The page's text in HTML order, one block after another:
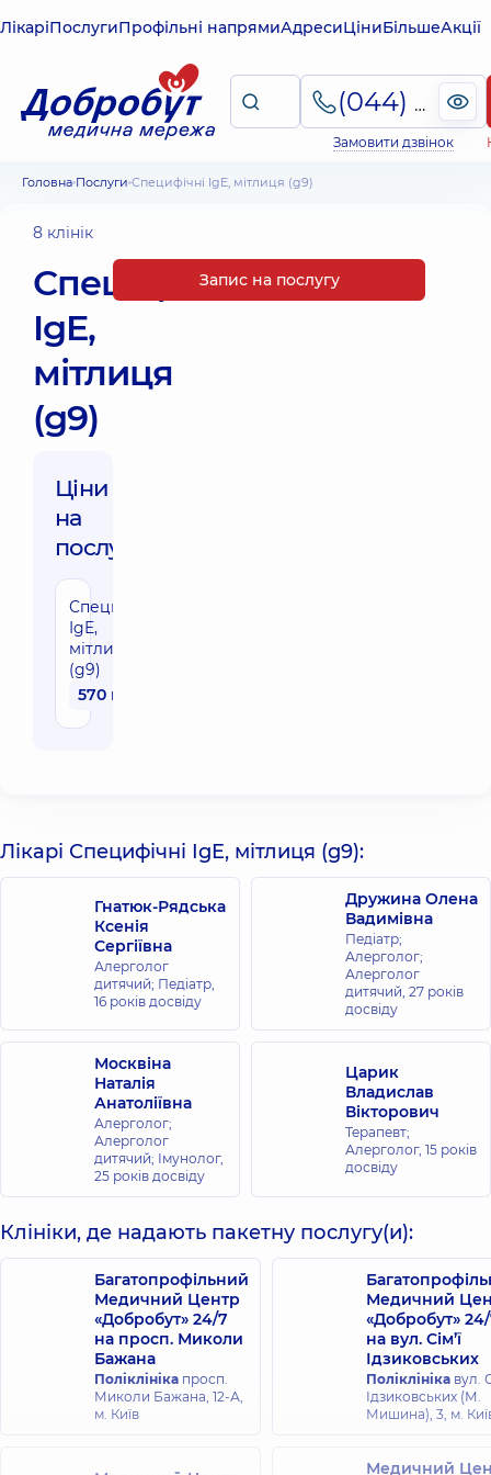
ЛікаріПослугиПрофільні напрямиАдресиЦіниБільшеАкції
(044) 495-2-888
Замовити дзвінок
Головна Послуги Специфічні IgE, мітлиця (g9)
8 клінік
Специфічні
IgE,
мітлиця
(g9)
Ціни
на
послуги:
Специфічні
IgE,
мітлиця
(g9)
570 грн
Запис на послугу
Лікарі Специфічні IgE, мітлиця (g9):
Гнатюк-Рядська
Ксенія
Сергіївна
Алерголог
дитячий; Педіатр,
16 років досвіду
Дружина Олена
Вадимівна
Педіатр;
Алерголог;
Алерголог
дитячий, 27 років
досвіду
Москвіна
Наталія
Анатоліївна
Алерголог;
Алерголог
дитячий; Імунолог,
25 років досвіду
Царик
Владислав
Вікторович
Терапевт;
Алерголог, 15 років
досвіду
Клініки, де надають пакетну послугу(и):
Багатопрофільний
Медичний Центр
«Добробут» 24/7
на просп. Миколи
Бажана
Поліклініка просп.
Миколи Бажана, 12-А,
м. Київ
Медичний
«Добробут»
на вул. Сім’ї
Ідзиковських
Поліклініка вул.
Ідзиковських (М.
Мишина), 3, м.
Медичний